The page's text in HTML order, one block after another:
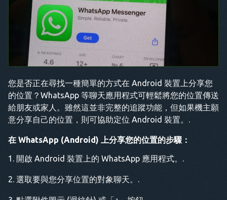
您是否正在尋找一種簡單的方式在 Android 裝置上分享您
的位置？WhatsApp 等聊天應用程式可輕鬆將您的位置傳送
給朋友或家人。雖然這並非完整的追蹤功能，但如果機主願
意分享自己的位置，則可協助定位 Android 裝置。.
在 WhatsApp (Android) 上分享您的位置的步驟：
開啟 Android 裝置上的 WhatsApp 應用程式。.
選取要與您分享位置的對象聊天。.